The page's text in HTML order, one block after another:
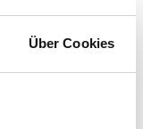
Über Cookies